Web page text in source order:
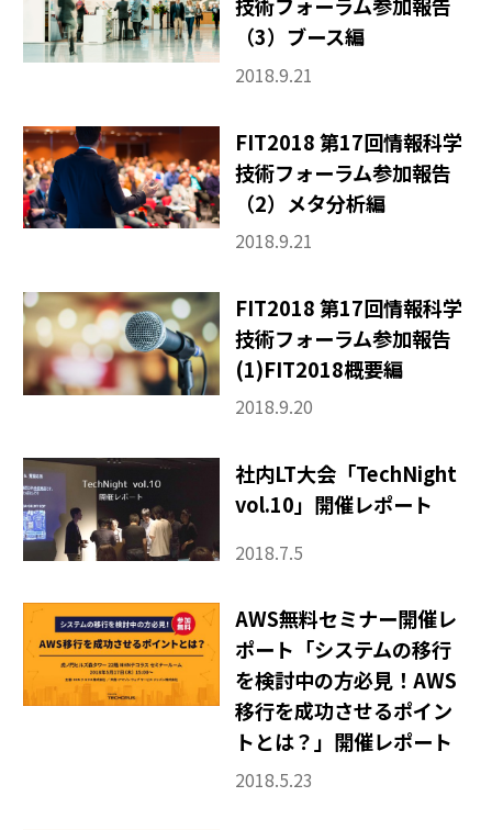
技術フォーラム参加報告
（3）ブース編
2018.9.21
FIT2018 第17回情報科学
技術フォーラム参加報告
（2）メタ分析編
2018.9.21
FIT2018 第17回情報科学
技術フォーラム参加報告
(1)FIT2018概要編
2018.9.20
社内LT大会「TechNight
vol.10」開催レポート
2018.7.5
AWS無料セミナー開催レ
ポート「システムの移行
を検討中の方必見！AWS
移行を成功させるポイン
トとは？」開催レポート
2018.5.23